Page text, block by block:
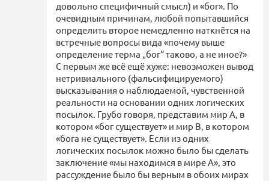
довольно специфичный смысл) и «бог». По
очевидным причинам, любой попытавшийся
определить второе немедленно наткнётся на
встречные вопросы вида «почему выше
определение терма „бог“ таково, а не иное?»
С первым же всё ещё хуже: невозможен вывод
нетривиального (фальсифицируемого)
высказывания о наблюдаемой, чувственной
реальности на основании одних логических
посылок. Грубо говоря, представим мир A, в
котором «бог существует» и мир B, в котором
«бога не существует». Если из одних
логических посылок можно было бы сделать
заключение «мы находимся в мире A», это
рассуждение было бы верным в обоих мирах